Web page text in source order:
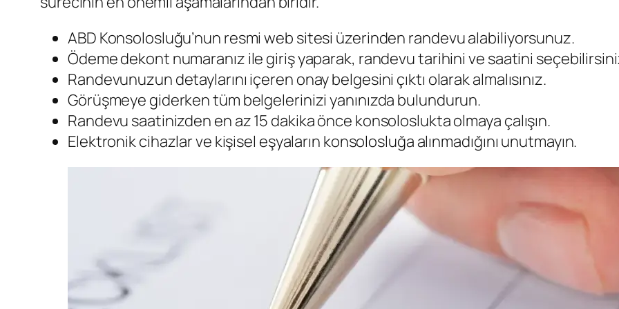
ABD Konsolosluğu’nun resmi web sitesi üzerinden randevu alabiliyorsunuz.
Ödeme dekont numaranız ile giriş yaparak, randevu tarihini ve saatini
Randevunuzun detaylarını içeren onay belgesini çıktı olarak almalısınız.
Görüşmeye giderken tüm belgelerinizi yanınızda bulundurun.
Randevu saatinizden en az 15 dakika önce konsoloslukta olmaya çalışın.
Elektronik cihazlar ve kişisel eşyaların konsolosluğa alınmadığını unutmayın.